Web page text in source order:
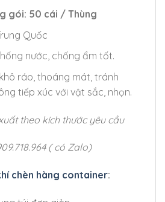
gói: 50 cái / Thùng
Quốc
nước, chống ẩm tốt.
ráo, thoáng mát, tránh
tiếp xúc với vật sắc, nhọn.
theo kích thước yêu cầu
( có Zalo)
chèn hàng container: